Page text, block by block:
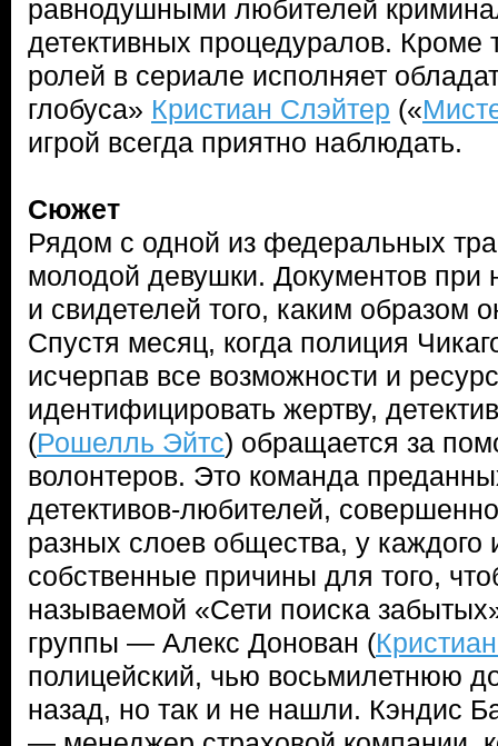
равнодушными любителей
детективных процедуралов. Кроме
ролей в сериале исполняет
глобуса» Кристиан Слэйтер («
игрой всегда приятно наблюдать.
Сюжет
Рядом с одной из федеральных
молодой девушки. Документов
и свидетелей того, каким образом
Спустя месяц, когда полиция
исчерпав все возможности и
идентифицировать жертву,
(Рошелль Эйтс) обращается за
волонтеров. Это команда
детективов-любителей,
разных слоев общества, у каждого
собственные причины для того,
называемой «Сети поиска
группы — Алекс Донован (
полицейский, чью восьмилетнюю
назад, но так и не нашли. Кэндис